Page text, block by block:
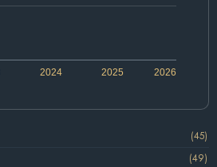
2024 2026
2025
(45)
(49)